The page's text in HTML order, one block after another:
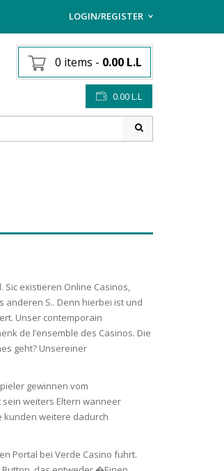
LOGIN/REGISTER
I ALREADY HAVE AN
Username or email address
0 items - 0.00 L.L
0.00L.L
Sic existieren Online Casinos,
S.. Denn hierbei ist und
Unser contemporain
de l’ensemble des Casinos. Die
geht? Unsereiner
gewinnen vom
weiters Eltern wanneer
kunden weitere dadurch
Portal bei Verde Casino fuhrt.